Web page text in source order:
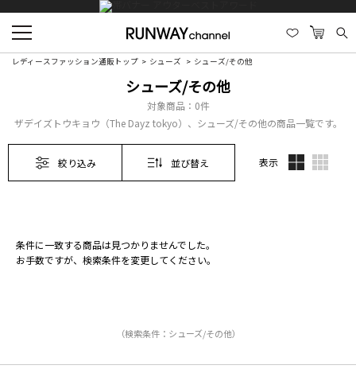
レディースファッション通販トップ シューズ シューズ/その他
シューズ/その他
対象商品： 0件
ザデイズトウキョウ（The Dayz tokyo）、シューズ/その他の商品一覧です。
絞り込み 並び替え 表示
条件に一致する商品は見つかりませんでした。
お手数ですが、検索条件を変更してください。
（検索条件：シューズ/その他）